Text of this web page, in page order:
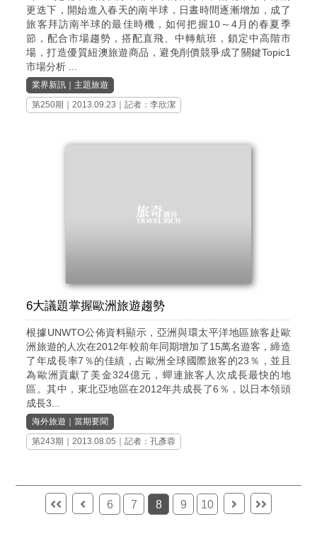
更迭下，開始進入春天的南半球，日晝時間逐漸增加，成了
旅客拜訪南半球的最佳時機，如何把握10～4月的春夏季
節，配合市場趨勢，搭配直飛、中轉航班，鎖定中高階市
場，打造優質紐澳旅遊商品，避免削價競爭成了關鍵Topic1
市場分析 ...
業界新訊 ｜ 主題旅遊
第250期 ｜2013.09.23｜記者：李欣潔
6大議題掌握歐洲旅遊趨勢
根據UNWTO公佈資料顯示，亞洲與環太平洋地區旅客赴歐
洲旅遊的人次在2012年較前年同期增加了15萬名遊客，締造
了年成長率7％的佳績，占歐洲全球國際旅客的23％，並且
為歐洲貢獻了美金324億元，蟬連旅客人次成長最快的地
區。其中，東北亞地區在2012年共成長了6％，以日本領頭
成長3...
海外旅遊 ｜當期要聞
第243期 ｜2013.08.05｜記者：孔彥蓉
6 7 8 9 10